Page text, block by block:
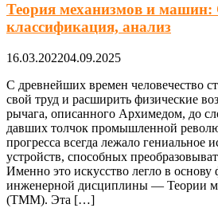
Теория механизмов и машин:
классификация, анализ
16.03.202204.09.2025
С древнейших времен человечество
свой труд и расширить физические
рычага, описанного Архимедом, до
давших толчок промышленной
прогресса всегда лежало гениальное
устройств, способных
Именно это искусство легло в основу
инженерной дисциплины — Теории
(ТММ). Эта […]